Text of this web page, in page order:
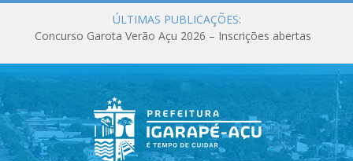
ÚLTIMAS PUBLICAÇÕES: